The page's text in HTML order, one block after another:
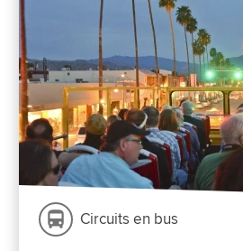
Circuits en bus